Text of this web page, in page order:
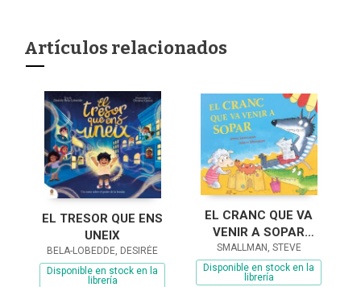
Artículos relacionados
EL TRESOR QUE ENS
UNEIX
BELA-LOBEDDE, DESIRÉE
Disponible en stock en la
librería
EL CRANC QUE VA
VENIR A SOPAR
(L'OVELLETA QUE VA
VENIR A SOPAR)
SMALLMAN, STEVE
Disponible en stock en la
librería